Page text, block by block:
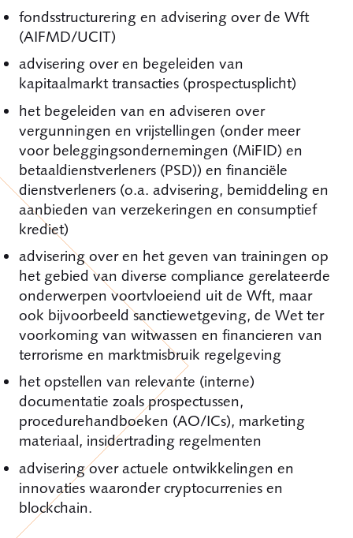
fondsstructurering en advisering over de Wft
(AIFMD/UCIT)
advisering over en begeleiden van
kapitaalmarkt transacties (prospectusplicht)
het begeleiden van en adviseren over
vergunningen en vrijstellingen (onder meer
voor beleggingsondernemingen (MiFID) en
betaaldienstverleners (PSD)) en financiële
dienstverleners (o.a. advisering, bemiddeling en
aanbieden van verzekeringen en consumptief
krediet)
advisering over en het geven van trainingen op
het gebied van diverse compliance gerelateerde
onderwerpen voortvloeiend uit de Wft, maar
ook bijvoorbeeld sanctiewetgeving, de Wet ter
voorkoming van witwassen en financieren van
terrorisme en marktmisbruik regelgeving
het opstellen van relevante (interne)
documentatie zoals prospectussen,
procedurehandboeken (AO/ICs), marketing
materiaal, insidertrading regelmenten
advisering over actuele ontwikkelingen en
innovaties waaronder cryptocurrenies en
blockchain.